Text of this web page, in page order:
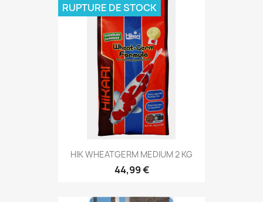
HIK WHEATGERM MEDIUM 2 KG
44,99 €
RUPTURE DE STOCK